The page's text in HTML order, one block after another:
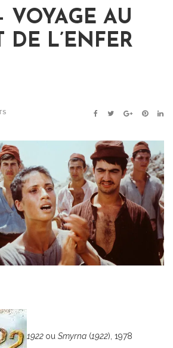
VOYAGE AU
DE L’ENFER
FACEBOOK
TWITTER
GOOGLE+
1922 ou Smyrna (1922), 1978